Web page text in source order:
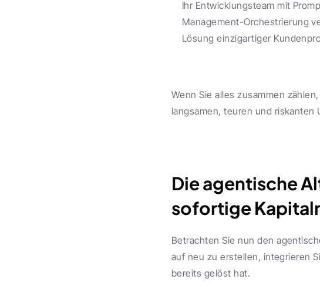
Ihr Entwicklungsteam mit
Management-Orchestrierung
Lösung einzigartiger
Wenn Sie alles zusammen
langsamen, teuren und riskanten
Die agentische
sofortige
Betrachten Sie nun den
auf neu zu erstellen, integrieren
bereits gelöst hat.